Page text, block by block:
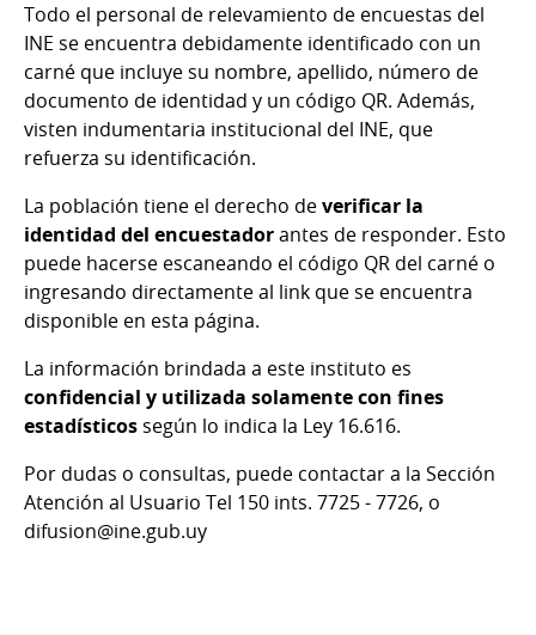
Todo el personal de relevamiento de encuestas del
INE se encuentra debidamente identificado con un
carné que incluye su nombre, apellido, número de
documento de identidad y un código QR. Además,
visten indumentaria institucional del INE, que
refuerza su identificación.
La población tiene el derecho deverificar la
identidad del encuestadorantes de responder. Esto
puede hacerse escaneando el código QR del carné o
ingresando directamente al link que se encuentra
disponible en esta página.
La información brindada a este instituto es
confidencial y utilizada solamente con fines
estadísticossegún lo indica la Ley 16.616.
Por dudas o consultas, puede contactar a la Sección
Atención al Usuario Tel 150 ints. 7725 - 7726, o
difusion@ine.gub.uy